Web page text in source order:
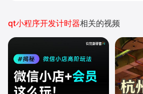
qt小程序开发计时器相关的视频